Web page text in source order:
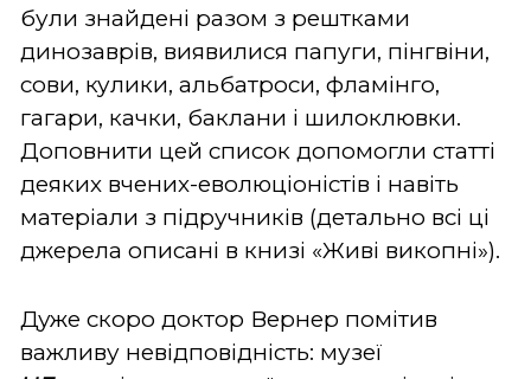
були знайдені разом з рештками
динозаврів, виявилися папуги, пінгвіни,
сови, кулики, альбатроси, фламінго,
гагари, качки, баклани і шилоклювки.
Доповнити цей список допомогли статті
деяких вчених-еволюціоністів і навіть
матеріали з підручників (детально всі ці
джерела описані в книзі «Живі викопні»).
Дуже скоро доктор Вернер помітив
важливу невідповідність: музеї